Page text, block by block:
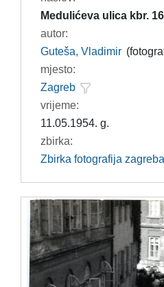
Medulićeva ulica kbr.
autor:
Guteša, Vladimir
mjesto:
Zagreb
vrijeme:
11.05.1954. g.
zbirka:
Zbirka fotografija